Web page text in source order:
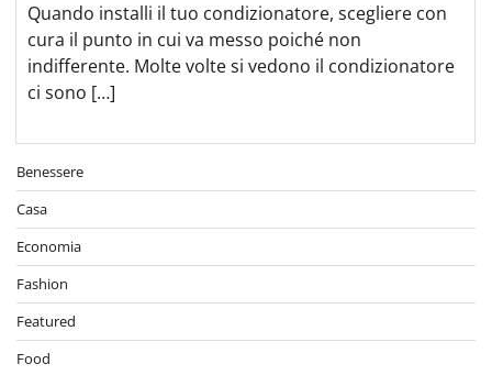
Quando installi il tuo condizionatore, scegliere con
cura il punto in cui va messo poiché non
indifferente. Molte volte si vedono il condizionatore
ci sono […]
Benessere
Casa
Economia
Fashion
Featured
Food